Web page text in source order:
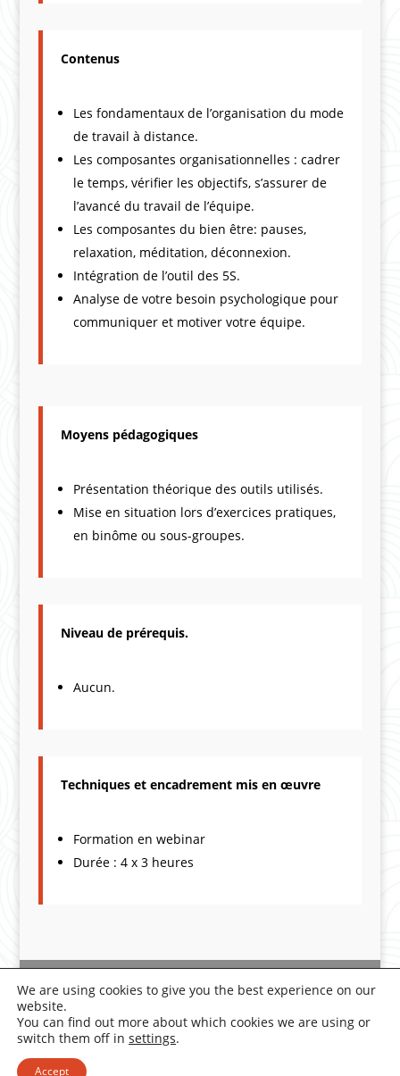
Contenus
Les fondamentaux de l’organisation du mode
de travail à distance.
Les composantes organisationnelles : cadrer
le temps, vérifier les objectifs, s’assurer de
l’avancé du travail de l’équipe.
Les composantes du bien être: pauses,
relaxation, méditation, déconnexion.
Intégration de l’outil des 5S.
Analyse de votre besoin psychologique pour
communiquer et motiver votre équipe.
Moyens pédagogiques
Présentation théorique des outils utilisés.
Mise en situation lors d’exercices pratiques,
en binôme ou sous-groupes.
Niveau de prérequis.
Aucun.
Techniques et encadrement mis en œuvre
Formation en webinar
Durée : 4 x 3 heures
Deontology | Legal Notice
|
We are using cookies to give you the best experience on our
website.
You can find out more about which cookies we are using or
switch them off in settings.
Accept